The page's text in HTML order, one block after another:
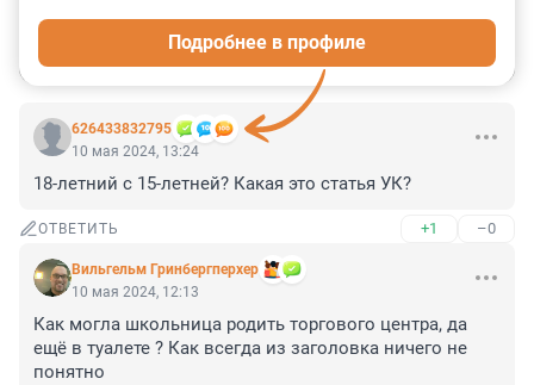
626433832795
Подробнее в профиле
10 мая 2024, 13:24
18-летний с 15-летней? Какая это статья УК?
ОТВЕТИТЬ +1 –0
Вильгельм Гринбергперхер
10 мая 2024, 12:13
Как могла школьница родить торгового центра, да
ещё в туалете ? Как всегда из заголовка ничего не
понятно